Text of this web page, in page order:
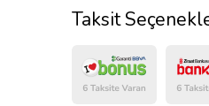
Taksit